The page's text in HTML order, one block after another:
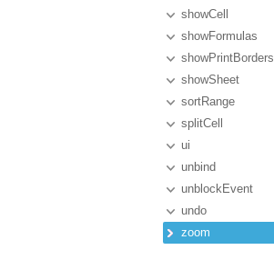
showCell
showFormulas
showPrintBorders
showSheet
sortRange
splitCell
ui
unbind
unblockEvent
undo
zoom